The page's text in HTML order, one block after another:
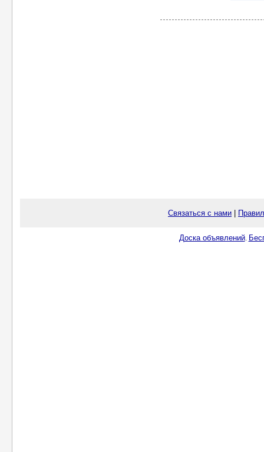
Связаться с нами
Доска объявлений.